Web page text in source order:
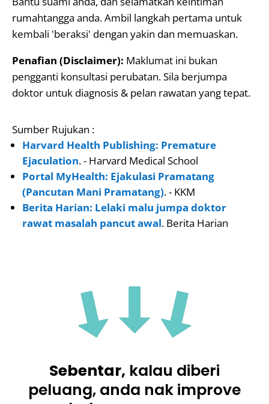
rumahtangga anda. Ambil langkah pertama untuk
kembali 'beraksi' dengan yakin dan memuaskan.
Penafian (Disclaimer): Maklumat ini bukan
pengganti konsultasi perubatan. Sila berjumpa
doktor untuk diagnosis & pelan rawatan yang tepat.
Sumber Rujukan :
Harvard Health Publishing: Premature
Ejaculation. - Harvard Medical School
Portal MyHealth: Ejakulasi Pramatang
(Pancutan Mani Pramatang). - KKM
Berita Harian: Lelaki malu jumpa doktor
rawat masalah pancut awal. Berita Harian
Sebentar, kalau diberi
peluang, anda nak improve